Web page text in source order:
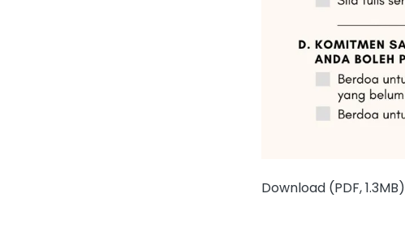
Download (PDF, 1.3MB)